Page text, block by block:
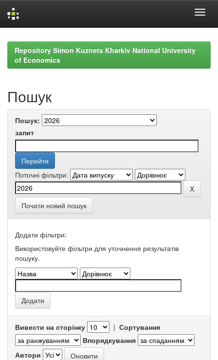
navigationRepository Simon Kuznets Kharkiv National University
of Economics
Пошук
Пошук:
запит
Поточні фільтри:
Почати новий пошук
Додати фільтри:
Використовуйте фільтри для уточнення результатів
пошуку.
Вивести на сторінку | Сортування
Впорядкування
Автори